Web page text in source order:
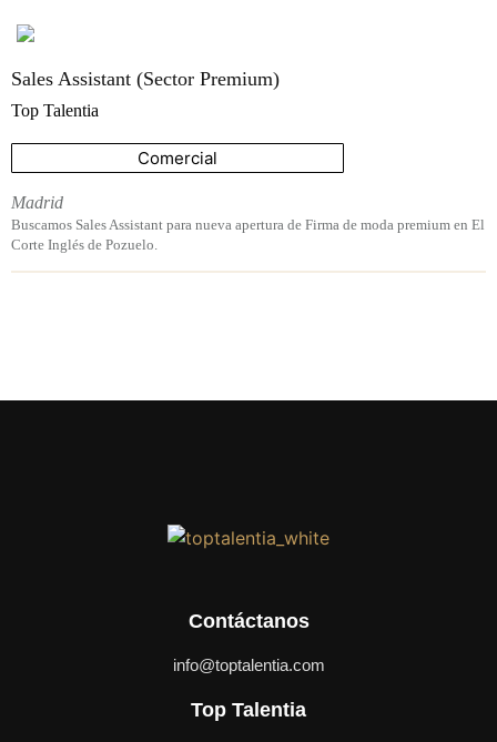
Sales Assistant (Sector Premium)
Top Talentia
Comercial
Madrid
Buscamos Sales Assistant para nueva apertura de Firma de moda premium en El
Corte Inglés de Pozuelo.
Contáctanos
info@toptalentia.com
Top Talentia